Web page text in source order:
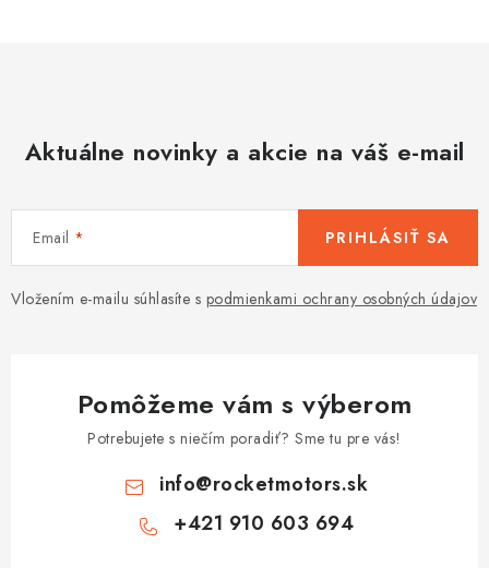
Aktuálne novinky a akcie na váš e-mail
Email
Vložením e-mailu súhlasíte s podmienkami ochrany osobných údajov
PRIHLÁSIŤ SA
Pomôžeme vám s výberom
Potrebujete s niečím poradiť? Sme tu pre vás!
info@rocketmotors.sk
+421 910 603 694